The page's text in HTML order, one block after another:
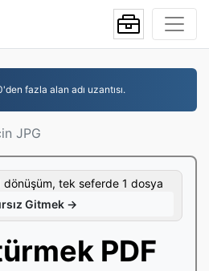
fazla alan adı uzantısı.
JPG
dönüşüm, tek seferde 1 dosya
Gitmek →
PDF